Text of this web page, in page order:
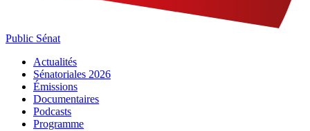
Public Sénat
Actualités
Sénatoriales 2026
Émissions
Documentaires
Podcasts
Programme